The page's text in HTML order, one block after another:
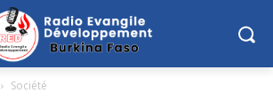
Société